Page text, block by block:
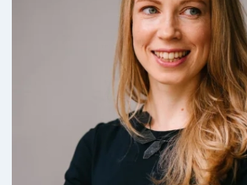
Посада: Директор
Професійний досвід: 18 років